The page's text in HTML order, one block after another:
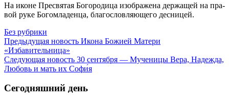
На иконе Пре­свя­тая Бо­го­ро­ди­ца изо­бра­же­на дер­жа­щей на пра­
вой ру­ке Бо­гом­ла­ден­ца, бла­го­слов­ля­ю­ще­го дес­ни­цей.
Без рубрики
Предыдущая новость Икона Божией Матери
«Избавительница»
Следующая новость 30 сентября — Мученицы Вера, Надежда,
Любовь и мать их Софи́я
Сегодняшний день